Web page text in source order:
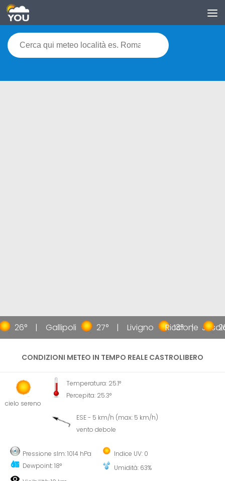
26° Gallipoli 27° Livigno 13°
Riccione
CONDIZIONI METEO IN TEMPO REALE CASTROLIBERO
cielo sereno
Temperatura: 25.1°
Percepita: 25.3°
ESE - 5 km/h (max: 5 km/h)
vento debole
Pressione slm: 1014 hPa
Dewpoint: 18°
Indice UV: 0
Umidità: 63%